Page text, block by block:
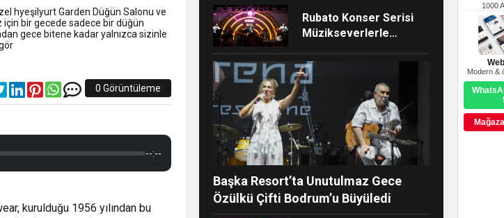
1000
Modern &
hyeşilyurt Garden Düğün Salonu ve
için bir gecede sadece bir düğün
gece bitene kadar yalnızca sizinle
0 Görüntüleme
--:--
kurulduğu 1956 yılından bu
ALKIŞ
Rubato Konser Serisi
Müzikseverlerle
Ediyor
Başka Resort’ta Unutulmaz Gece
Özülkü Çifti Bodrum’u Büyüledi